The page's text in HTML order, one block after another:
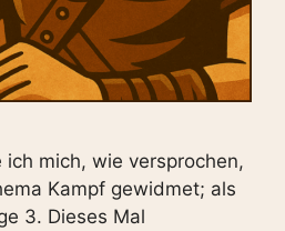
ich mich, wie versprochen,
Kampf gewidmet; als
3. Dieses Mal